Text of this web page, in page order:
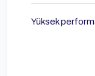
Yüksek